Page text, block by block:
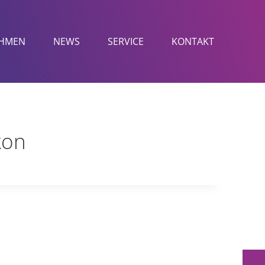
NEWS SERVICE KONTAKT